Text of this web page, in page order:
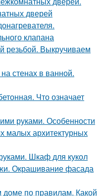
дверей
клапана
резьбой. Выкручиваем
стенах в ванной.
Что означает
руками. Особенности
малых архитектурных
Шкаф для кукол
Окрашивание фасада
по правилам. Какой